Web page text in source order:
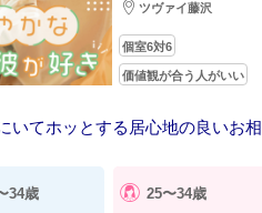
ツヴァイ藤沢
個室6対6
価値観が合う人がいい
いてホッとする居心地の良いお相
34歳 25〜34歳